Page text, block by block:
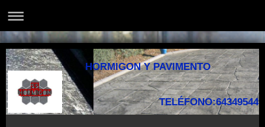
HORMIGON Y PAVIMENTO
TELÉFONO:643495449